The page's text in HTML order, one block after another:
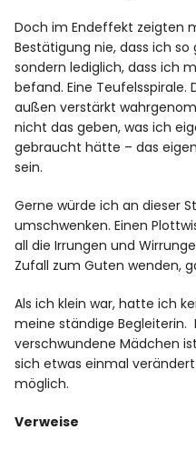
Doch im Endeffekt zeigten
Bestätigung nie, dass ich
sondern lediglich, dass ich
befand. Eine
außen verstärkt
nicht das geben, was ich
gebraucht hätte – das
sein.
Gerne würde ich an dieser
umschwenken. Einen
all die Irrungen und
Zufall zum Guten wenden,
Als ich klein war, hatte ich
meine ständige Begleiterin.
verschwundene Mädchen
sich etwas einmal
möglich.
Verweise